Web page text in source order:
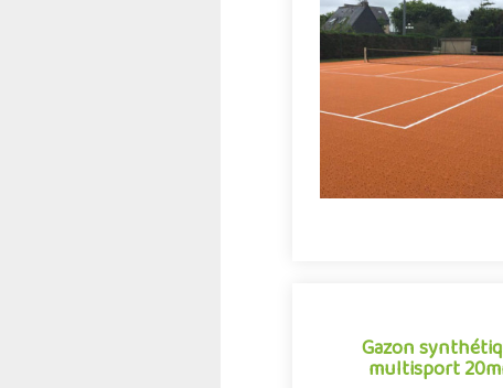
forme de dalles
polypropylène, Flexipads
démarque par sa
Indiquez la surface en
Gazon
multisport